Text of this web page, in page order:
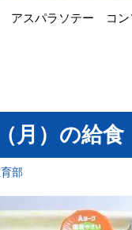
アスパラソテー コ
月）の給食
部